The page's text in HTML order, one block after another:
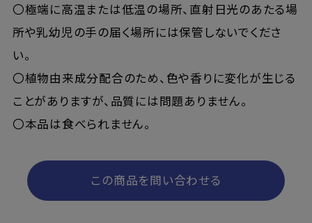
〇極端に高温または低温の場所、直射日光のあたる場
所や乳幼児の手の届く場所には保管しないでくださ
い。
〇植物由来成分配合のため、色や香りに変化が生じる
ことがありますが、品質には問題ありません。
〇本品は食べられません。
この商品を問い合わせる